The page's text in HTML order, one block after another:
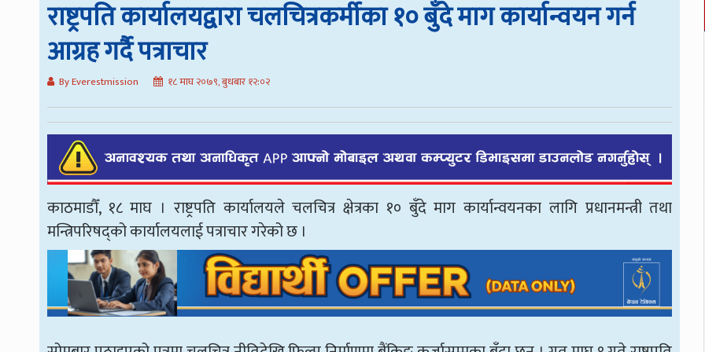
राष्ट्रपति कार्यालयद्वारा चलचित्रकर्मीका १० बुँदे माग कार्यान्वयन गर्न
आग्रह गर्दै पत्राचार
By Everestmission १८ माघ २०७९, बुधबार १२:०२
काठमाडौँ, १८ माघ । राष्ट्रपति कार्यालयले चलचित्र क्षेत्रका १० बुँदे माग कार्यान्वयनका लागि प्रधानमन्त्री तथा
मन्त्रिपरिषद्को कार्यालयलाई पत्राचार गरेको छ ।